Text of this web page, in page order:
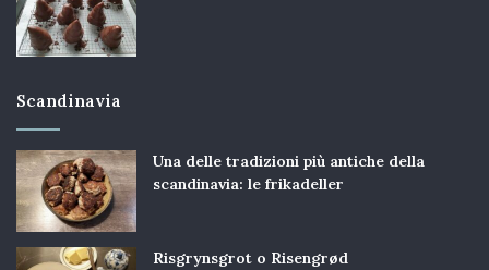
Scandinavia
Una delle tradizioni più antiche della
scandinavia: le frikadeller
Risgrynsgrot o Risengrød